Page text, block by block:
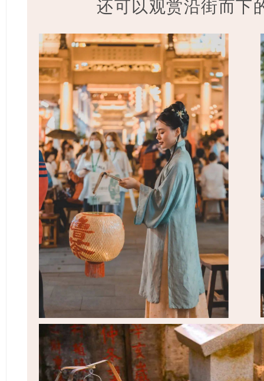
还可以观赏沿街而下